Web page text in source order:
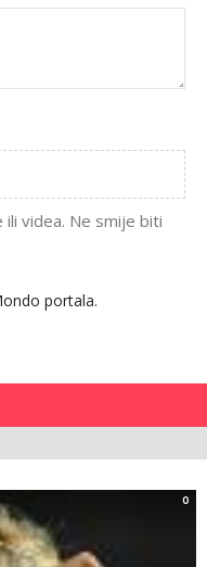
videa. Ne smije biti
portala.
0